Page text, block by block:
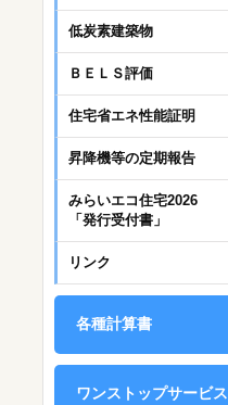
低炭素建築物
ＢＥＬＳ評価
住宅省エネ性能証明
昇降機等の定期報告
みらいエコ住宅2026
「発行受付書」
リンク
各種計算書
ワンストップサービス